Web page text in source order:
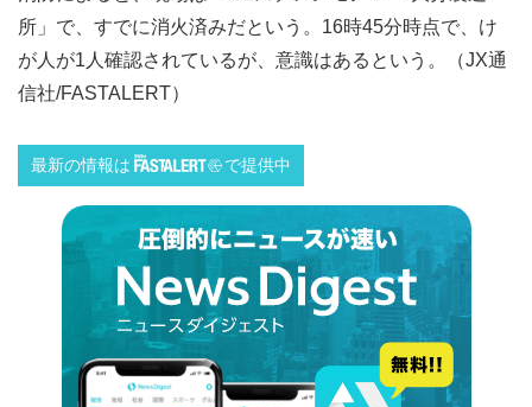
所」で、すでに消火済みだという。16時45分時点で、け
が人が1人確認されているが、意識はあるという。（JX通
信社/FASTALERT）
最新の情報は で提供中